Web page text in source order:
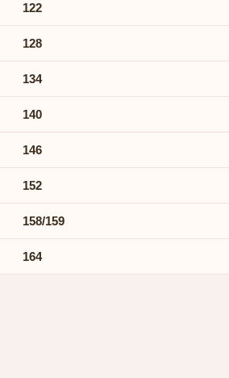
122
128
134
140
146
152
158/159
164